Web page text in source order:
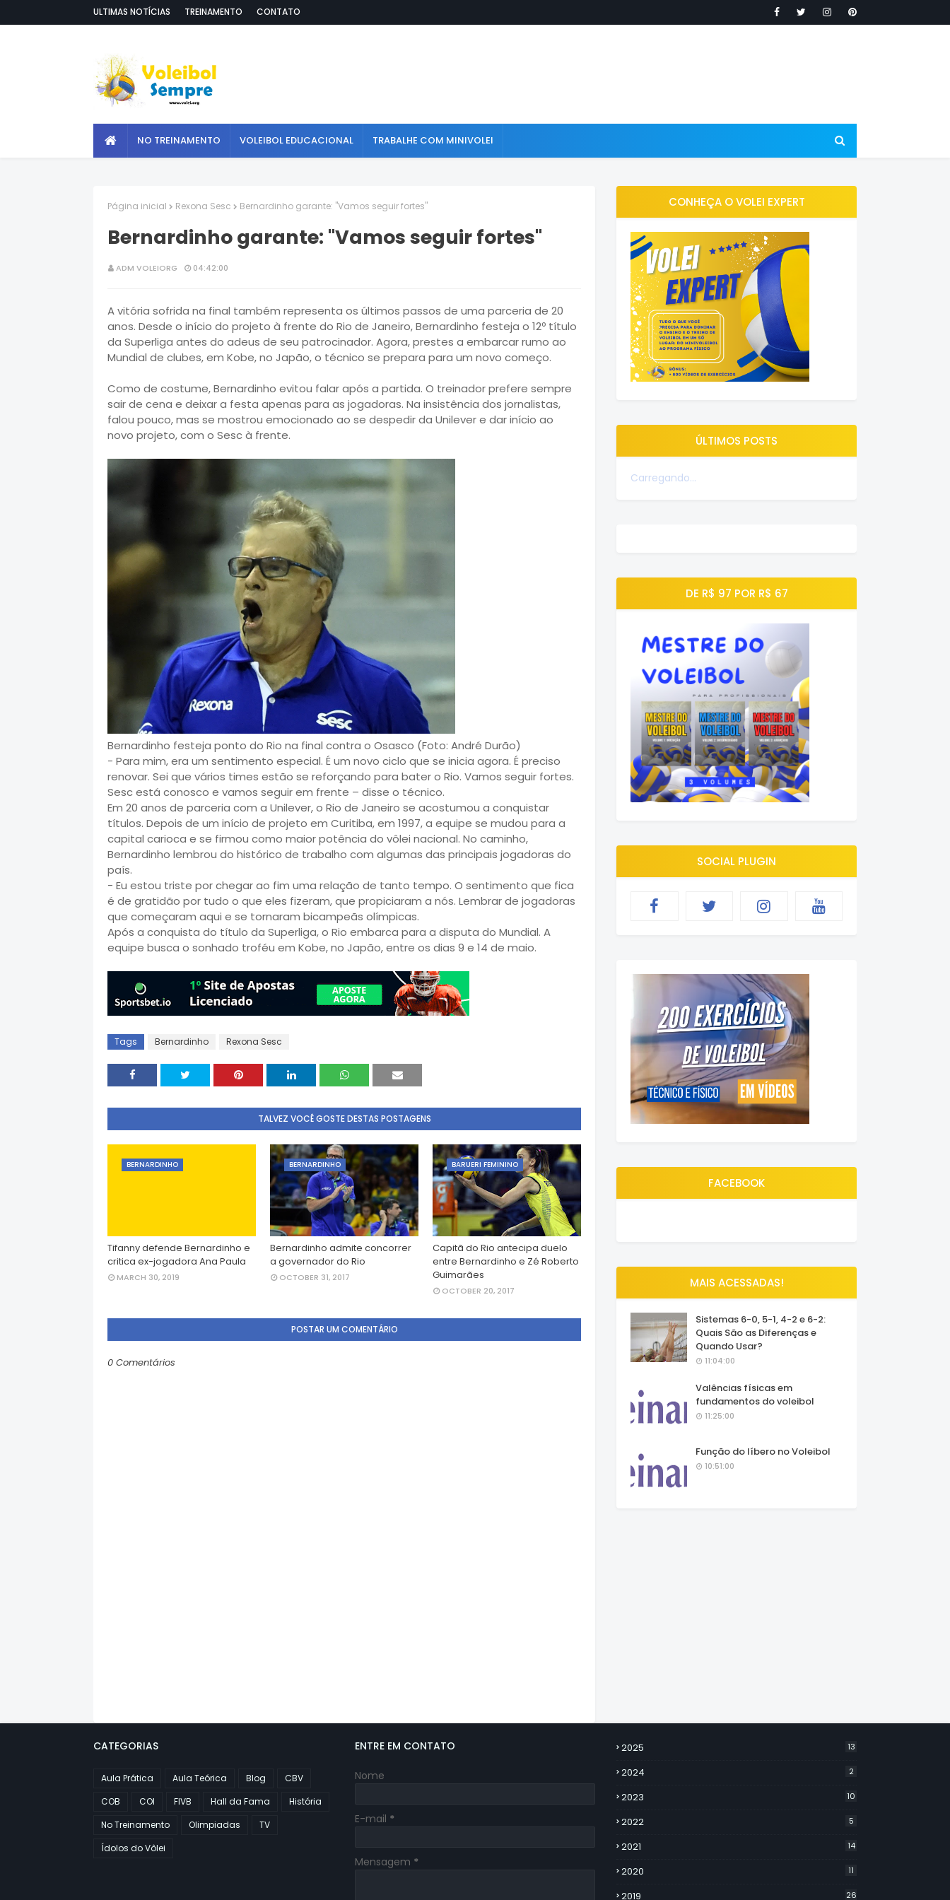
ULTIMAS NOTÍCIAS TREINAMENTO CONTATO
NO TREINAMENTO VOLEIBOL EDUCACIONAL TRABALHE COM MINIVOLEI
Página inicial Rexona Sesc Bernardinho garante: "Vamos seguir fortes"
Bernardinho garante: "Vamos seguir fortes"
ADM VOLEIORG 04:42:00
A vitória sofrida na final também representa os últimos passos de uma parceria de 20
anos. Desde o início do projeto à frente do Rio de Janeiro, Bernardinho festeja o 12º título
da Superliga antes do adeus de seu patrocinador. Agora, prestes a embarcar rumo ao
Mundial de clubes, em Kobe, no Japão, o técnico se prepara para um novo começo.
Como de costume, Bernardinho evitou falar após a partida. O treinador prefere sempre
sair de cena e deixar a festa apenas para as jogadoras. Na insistência dos jornalistas,
falou pouco, mas se mostrou emocionado ao se despedir da Unilever e dar início ao
novo projeto, com o Sesc à frente.
Bernardinho festeja ponto do Rio na final contra o Osasco (Foto: André Durão)
- Para mim, era um sentimento especial. É um novo ciclo que se inicia agora. É preciso
renovar. Sei que vários times estão se reforçando para bater o Rio. Vamos seguir fortes.
Sesc está conosco e vamos seguir em frente – disse o técnico.
Em 20 anos de parceria com a Unilever, o Rio de Janeiro se acostumou a conquistar
títulos. Depois de um início de projeto em Curitiba, em 1997, a equipe se mudou para a
capital carioca e se firmou como maior potência do vôlei nacional. No caminho,
Bernardinho lembrou do histórico de trabalho com algumas das principais jogadoras do
país.
- Eu estou triste por chegar ao fim uma relação de tanto tempo. O sentimento que fica
é de gratidão por tudo o que eles fizeram, que propiciaram a nós. Lembrar de jogadoras
que começaram aqui e se tornaram bicampeãs olímpicas.
Após a conquista do título da Superliga, o Rio embarca para a disputa do Mundial. A
equipe busca o sonhado troféu em Kobe, no Japão, entre os dias 9 e 14 de maio.
Tags Bernardinho Rexona Sesc
TALVEZ VOCÊ GOSTE DESTAS POSTAGENS
BERNARDINHO
Tifanny defende Bernardinho e
critica ex-jogadora Ana Paula
MARCH 30, 2019
BERNARDINHO
Bernardinho admite concorrer
a governador do Rio
OCTOBER 31, 2017
BARUERI FEMININO
Capitã do Rio antecipa duelo
entre Bernardinho e Zé Roberto
Guimarães
OCTOBER 20, 2017
POSTAR UM COMENTÁRIO
0 Comentários
CONHEÇA O VOLEI EXPERT
ÚLTIMOS POSTS
Carregando...
DE R$ 97 POR R$ 67
SOCIAL PLUGIN
FACEBOOK
MAIS ACESSADAS!
Sistemas 6-0, 5-1, 4-2 e 6-2:
Quais São as Diferenças e
Quando Usar?
11:04:00
Valências físicas em
fundamentos do voleibol
11:25:00
Função do líbero no Voleibol
10:51:00
CATEGORIAS
Aula Prática Aula Teórica Blog
CBV
COB
COI FIVB Hall da Fama
História
No Treinamento
Olimpiadas
TV
Ídolos do Vôlei
ENTRE EM CONTATO
Nome
E-mail *
Mensagem *
2025 13
2024 2
2023 10
2022 5
2021 14
2020 11
2019 26